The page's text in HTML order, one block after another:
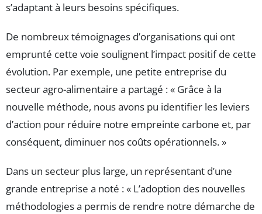
s’adaptant à leurs besoins spécifiques.
De nombreux témoignages d’organisations qui ont
emprunté cette voie soulignent l’impact positif de cette
évolution. Par exemple, une petite entreprise du
secteur agro-alimentaire a partagé : « Grâce à la
nouvelle méthode, nous avons pu identifier les leviers
d’action pour réduire notre empreinte carbone et, par
conséquent, diminuer nos coûts opérationnels. »
Dans un secteur plus large, un représentant d’une
grande entreprise a noté : « L’adoption des nouvelles
méthodologies a permis de rendre notre démarche de